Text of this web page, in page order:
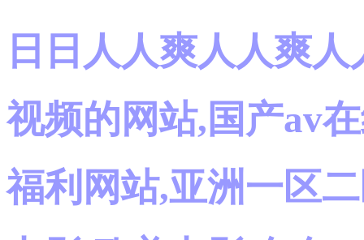
日日人人爽人人爽
视频的网站,国产av
福利网站,亚洲一区